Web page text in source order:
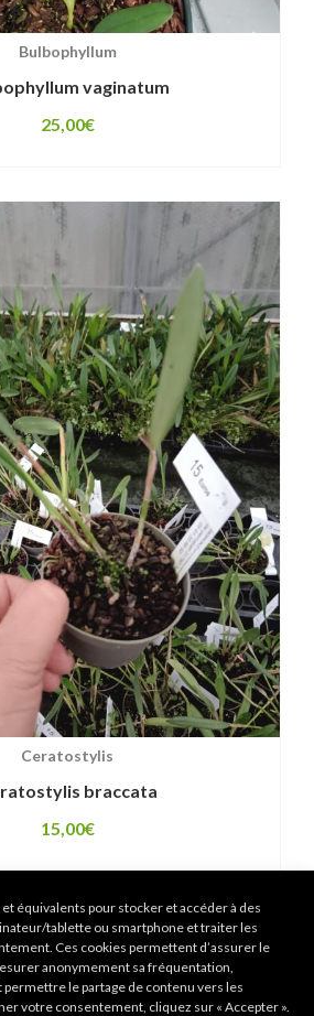
équivalents pour stocker et accéder à des
tablette ou smartphone et traiter les
Ces cookies permettent d’assurer le
anonymement sa fréquentation,
le partage de contenu vers les
votre consentement, cliquez sur « Accepter ».
Bulbophyllum
vaginatum
25,00€
Ceratostylis
braccata
15,00€